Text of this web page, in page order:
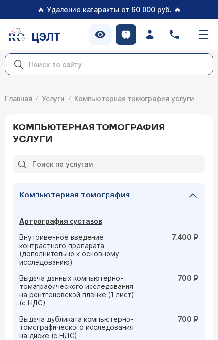
🔥 Удаление катаракты от 60 000 руб. 🔥
ЦЭЛТ
Главная Услуги Компьютерная томография услуги
КОМПЬЮТЕРНАЯ ТОМОГРАФИЯ
УСЛУГИ
Компьютерная томография
Артрография суставов
Внутривенное введение
контрастного препарата
(дополнительно к основному
исследованию)
7.400 ₽
Выдача данных компьютерно-
томаграфического исследования
на рентгеновской пленке (1 лист)
(с НДС)
700 ₽
Выдача дубликата компьютерно-
томографического исследования
на диске (с НДС)
700 ₽